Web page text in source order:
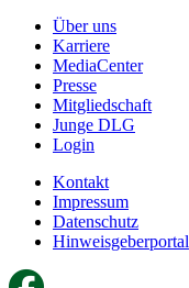
Über uns
Karriere
MediaCenter
Presse
Mitgliedschaft
Junge DLG
Login
Kontakt
Impressum
Datenschutz
Hinweisgeberportal